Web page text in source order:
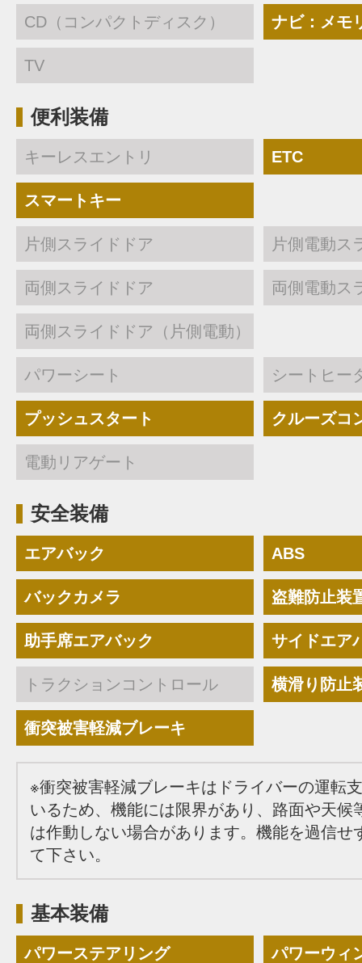
CD（コンパクトディスク） ナビ：メモ
TV
便利装備
キーレスエントリ ETC
スマートキー
片側スライドドア 片側電動ス
両側スライドドア 両側電動ス
両側スライドドア（片側電動）
パワーシート シートヒー
プッシュスタート クルーズコ
電動リアゲート
安全装備
エアバック ABS
バックカメラ 盗難防止装
助手席エアバック サイドエア
トラクションコントロール 横滑り防止
衝突被害軽減ブレーキ
※衝突被害軽減ブレーキはドライバーの運転
いるため、機能には限界があり、路面や天候
は作動しない場合があります。機能を過信せ
て下さい。
基本装備
パワーステアリング パワーウィ